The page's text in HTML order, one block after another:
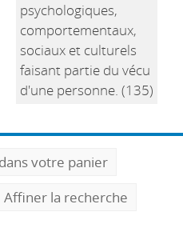
psychologiques,
comportementaux,
sociaux et culturels
faisant partie du vécu
d'une personne. (135)
votre panier
Affiner la recherche